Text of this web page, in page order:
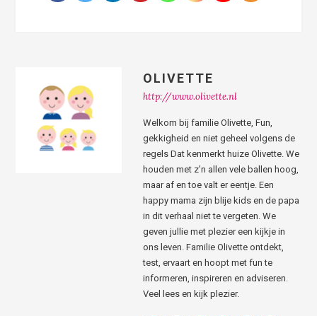
OLIVETTE
http://www.olivette.nl
Welkom bij familie Olivette, Fun,
gekkigheid en niet geheel volgens de
regels Dat kenmerkt huize Olivette. We
houden met z’n allen vele ballen hoog,
maar af en toe valt er eentje. Een
happy mama zijn blije kids en de papa
in dit verhaal niet te vergeten. We
geven jullie met plezier een kijkje in
ons leven. Familie Olivette ontdekt,
test, ervaart en hoopt met fun te
informeren, inspireren en adviseren.
Veel lees en kijk plezier.